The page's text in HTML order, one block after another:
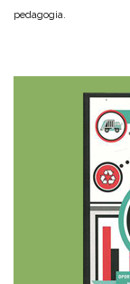
pedagogia.